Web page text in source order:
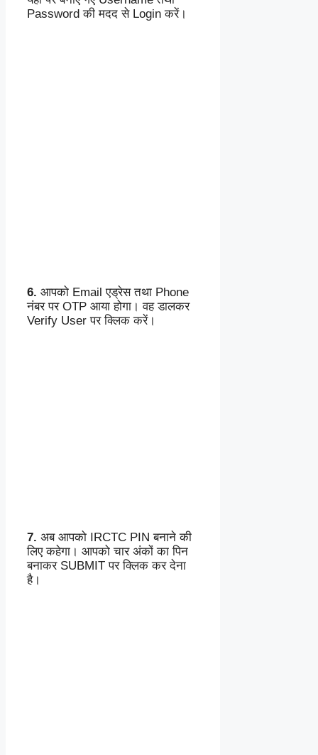
Password की मदद से Login करें।
6. आपको Email एड्रेस तथा Phone
नंबर पर OTP आया होगा। वह डालकर
Verify User पर क्लिक करें।
7. अब आपको IRCTC PIN बनाने की
लिए कहेगा। आपको चार अंकों का पिन
बनाकर SUBMIT पर क्लिक कर देना
है।